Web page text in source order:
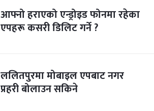
आफ्नो हराएको एन्ड्रोइड फोनमा रहेका
एपहरू कसरी डिलिट गर्ने ?
ललितपुरमा मोबाइल एपबाट नगर
प्रहरी बोलाउन सकिने